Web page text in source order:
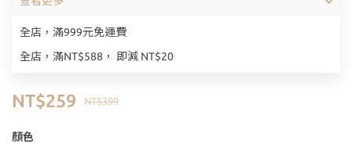
全店，滿999元免運費
全店，滿NT$588， 即減 NT$20
NT$399
NT$259
顏色